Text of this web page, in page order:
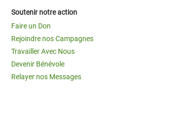
Soutenir notre action
Faire un Don
Rejoindre nos Campagnes
Travailler Avec Nous
Devenir Bénévole
Relayer nos Messages